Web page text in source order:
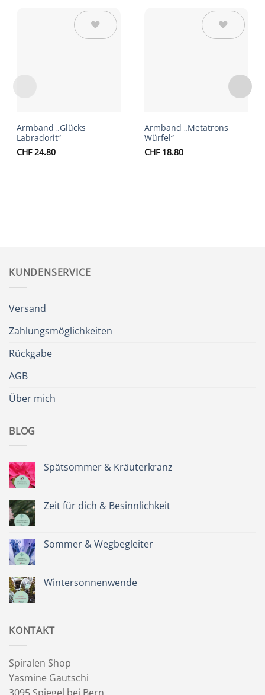
Armband „Glücks
Labradorit“
CHF24.80
Armband „Metatrons
Würfel“
CHF18.80
KUNDENSERVICE
Versand
Zahlungsmöglichkeiten
Rückgabe
AGB
Über mich
BLOG
Spätsommer & Kräuterkranz
Spätsommer
&
Zeit für dich & Besinnlichkeit
Zeit
für
Sommer & Wegbegleiter
Sommer
&
Wintersonnenwende
KONTAKT
Spiralen Shop
Yasmine Gautschi